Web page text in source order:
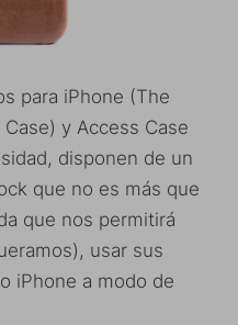
para iPhone (The
y Access Case
disponen de un
que no es más que
que nos permitirá
usar sus
iPhone a modo de